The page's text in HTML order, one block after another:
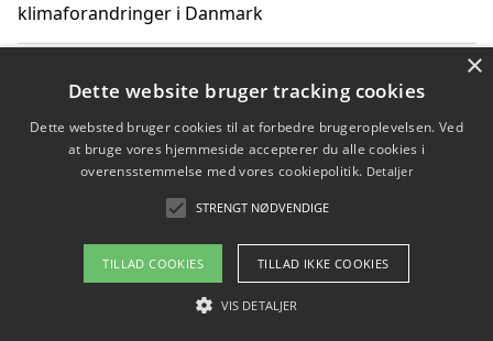
klimaforandringer i Danmark
klimaændringer
Hvordan citater om fossile brændstoffer kan ændre
Copyright 2026 - Pilanto Aps
Om / kontakt
×
Dette website bruger tracking cookies
Dette websted bruger cookies til at forbedre brugeroplevelsen. Ved
at bruge vores hjemmeside accepterer du alle cookies i
overensstemmelse med vores cookiepolitik. Detaljer
STRENGT NØDVENDIGE
TILLAD COOKIES TILLAD IKKE COOKIES
VIS DETALJER